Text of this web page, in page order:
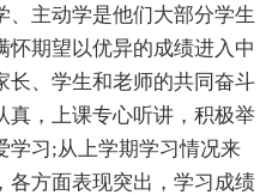
、主动学是他们大部分学生
怀期望以优异的成绩进入中
长、学生和老师的共同奋斗
真，上课专心听讲，积极举
学习;从上学期学习情况来
各方面表现突出，学习成绩